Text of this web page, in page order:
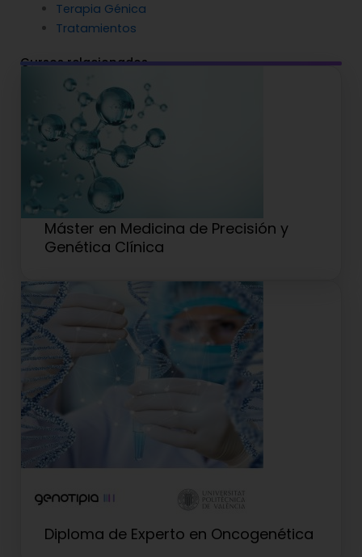
Terapia Génica
Tratamientos
Cursos relacionados
Máster en Medicina de Precisión y
Genética Clínica
Diploma de Experto en Oncogenética